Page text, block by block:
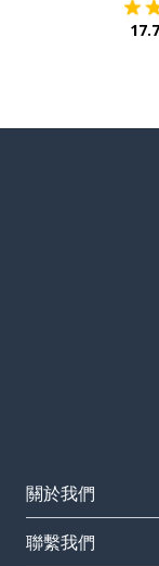
關於我們
聯繫我們